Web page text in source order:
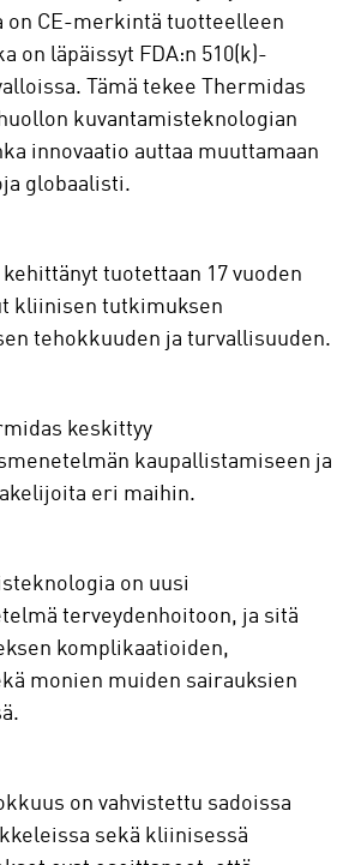
on CE-merkintä tuotteelleen
on läpäissyt FDA:n 510(k)-
Tämä tekee Thermidas
kuvantamisteknologian
innovaatio auttaa muuttamaan
globaalisti.
kehittänyt tuotettaan 17 vuoden
kliinisen tutkimuksen
tehokkuuden ja turvallisuuden.
keskittyy
kaupallistamiseen ja
eri maihin.
on uusi
terveydenhoitoon, ja sitä
komplikaatioiden,
monien muiden sairauksien
on vahvistettu sadoissa
sekä kliinisessä